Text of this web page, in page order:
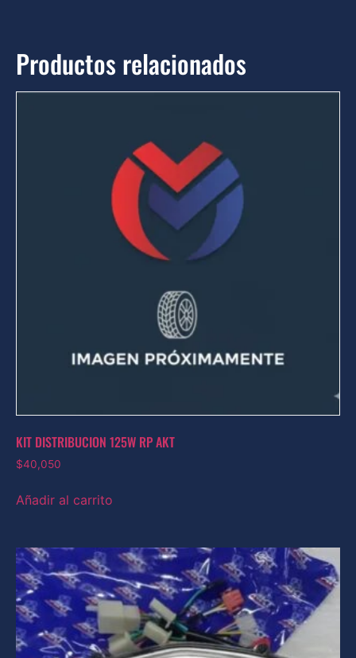
Productos relacionados
KIT DISTRIBUCION 125W RP AKT
$40,050
Añadir al carrito